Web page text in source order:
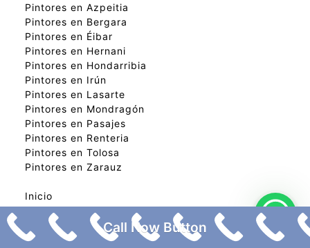
Pintores en Azpeitia
Pintores en Bergara
Pintores en Éibar
Pintores en Hernani
Pintores en Hondarribia
Pintores en Irún
Pintores en Lasarte
Pintores en Mondragón
Pintores en Pasajes
Pintores en Renteria
Pintores en Tolosa
Pintores en Zarauz
Inicio
Quiénes somos
Servicios
Contacto
Presupuesto gratis
Call Now Button